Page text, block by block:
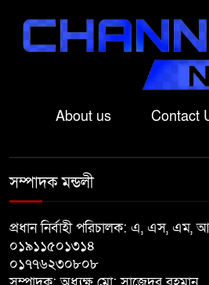
ফ্যাসিস্টের
দুলু
লালপুরে
অভিযোগে
About us Contact
সম্পাদক মন্ডলী
প্রধান নির্বাহী পরিচালক: এ, এস,
০১৯১১৫০১৩১৪
০১৭৭৬২৩০৮০৮